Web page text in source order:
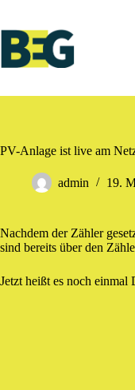
springen
PV-Anlage ist live am
admin 19.
Nachdem der Zähler
sind bereits über den
Jetzt heißt es noch